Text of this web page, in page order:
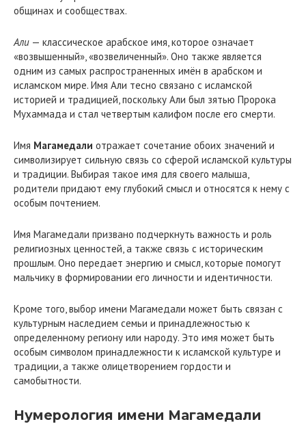
общинах и сообществах.
Али — классическое арабское имя, которое означает
«возвышенный», «возвеличенный». Оно также является
одним из самых распространенных имён в арабском и
исламском мире. Имя Али тесно связано с исламской
историей и традицией, поскольку Али был зятью Пророка
Мухаммада и стал четвертым калифом после его смерти.
Имя Магамедали отражает сочетание обоих значений и
символизирует сильную связь со сферой исламской культуры
и традиции. Выбирая такое имя для своего малыша,
родители придают ему глубокий смысл и относятся к нему с
особым почтением.
Имя Магамедали призвано подчеркнуть важность и роль
религиозных ценностей, а также связь с историческим
прошлым. Оно передает энергию и смысл, которые помогут
мальчику в формировании его личности и идентичности.
Кроме того, выбор имени Магамедали может быть связан с
культурным наследием семьи и принадлежностью к
определенному региону или народу. Это имя может быть
особым символом принадлежности к исламской культуре и
традиции, а также олицетворением гордости и
самобытности.
Нумерология имени Магамедали